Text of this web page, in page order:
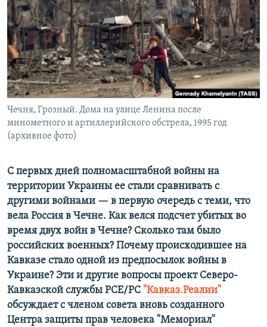
ПРОПАВШИЕ БЕЗ ВЕСТИ
ПОБЕДИТЕЛЕЙ НЕ СУДЯТ?
КРЫМ.НЕПОКОРЕННЫЙ
ELIFBE
УКРАИНСКАЯ ПРОБЛЕМА КРЫМА
ПРИСОЕДИНЯЙТЕСЬ!
Все сайты RFE/RL
Чечня, Грозный. Дома на улице Ленина после
минометного и артиллерийского обстрела, 1995 год
(архивное фото)
С первых дней полномасштабной войны на
территории Украины ее стали сравнивать с
другими войнами — в первую очередь с теми, что
вела Россия в Чечне. Как велся подсчет убитых во
время двух войн в Чечне? Сколько там было
российских военных? Почему происходившее на
Кавказе стало одной из предпосылок войны в
Украине? Эти и другие вопросы проект Cеверо-
Кавказской службы РСЕ/РС "Кавказ.Реалии"
обсуждает с членом совета вновь созданного
Центра защиты прав человека "Мемориал"